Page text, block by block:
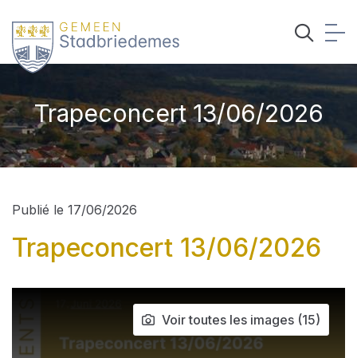
Trapeconcert 13/06/2026
Publié le 17/06/2026
Trapeconcert 13/06/2026
Voir toutes les images (15)